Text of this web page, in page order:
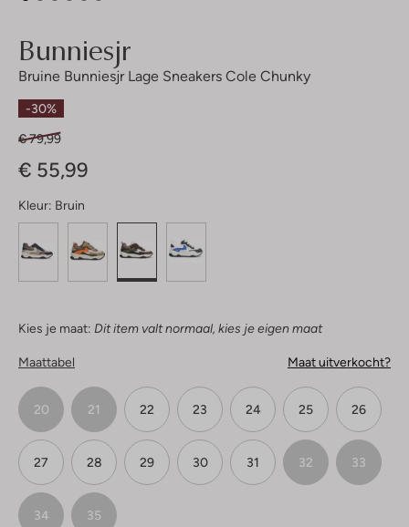
Bunniesjr
Bruine Bunniesjr Lage Sneakers Cole Chunky
-30%
€ 79,99
€ 55,99
Kleur: Bruin
Kies je maat: Dit item valt normaal, kies je eigen maat
Maattabel Maat uitverkocht?
20 21 22 23 24 25 26
27 28 29 30 31 32 33
34 35